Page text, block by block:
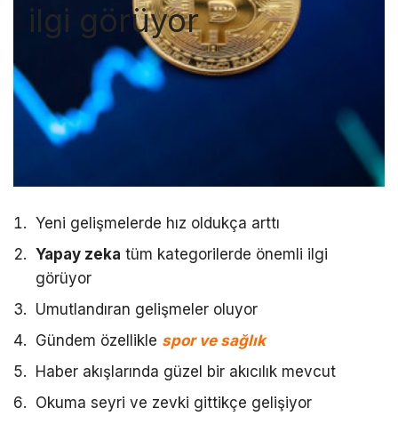
ilgi görüyor
Yeni gelişmelerde hız oldukça arttı
Yapay zeka tüm kategorilerde önemli ilgi
görüyor
Umutlandıran gelişmeler oluyor
Gündem özellikle spor ve sağlık
Haber akışlarında güzel bir akıcılık mevcut
Okuma seyri ve zevki gittikçe gelişiyor